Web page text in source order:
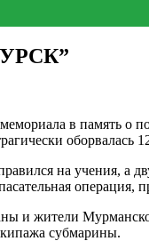
мемориала в память
оборвалась
на учения, а
операция,
и жители
субмарины.